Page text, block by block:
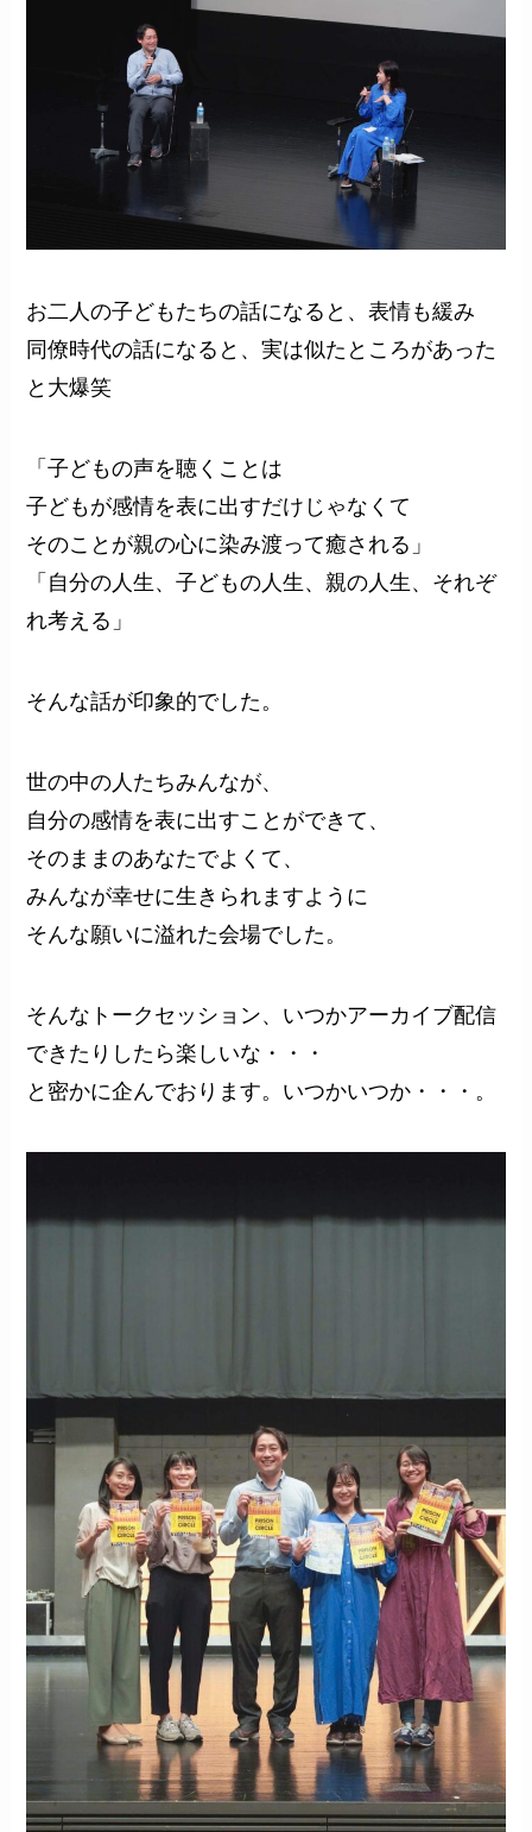
お二人の子どもたちの話になると、表情も緩み
同僚時代の話になると、実は似たところがあった
と大爆笑
「子どもの声を聴くことは
子どもが感情を表に出すだけじゃなくて
そのことが親の心に染み渡って癒される」
「自分の人生、子どもの人生、親の人生、それぞ
れ考える」
そんな話が印象的でした。
世の中の人たちみんなが、
自分の感情を表に出すことができて、
そのままのあなたでよくて、
みんなが幸せに生きられますように
そんな願いに溢れた会場でした。
そんなトークセッション、いつかアーカイブ配信
できたりしたら楽しいな・・・
と密かに企んでおります。いつかいつか・・・。